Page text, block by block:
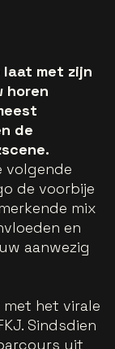
laat met zijn
horen
de
volgende
de voorbije
mix
en
aanwezig
het virale
Sindsdien
uit